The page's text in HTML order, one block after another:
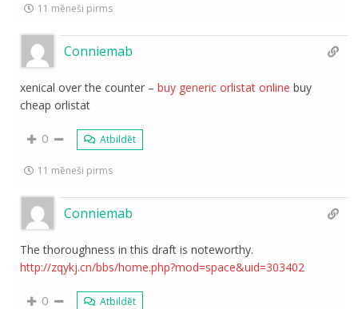
11 mēneši pirms
Conniemab
xenical over the counter –buy generic orlistat online buy
cheap orlistat
0 Atbildēt
11 mēneši pirms
Conniemab
The thoroughness in this draft is noteworthy.
http://zqykj.cn/bbs/home.php?mod=space&uid=303402
0 Atbildēt